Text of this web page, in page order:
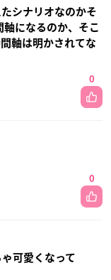
シナリオなのかそ
になるのか、そこ
軸は明かされてな
0
0
可愛くなって